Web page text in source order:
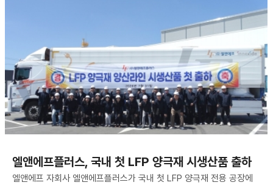
엘앤에프플러스, 국내 첫 LFP 양극재 시생산품 출하
엘앤에프 자회사 엘앤에프플러스가 국내 첫 LFP 양극재 전용 공장에